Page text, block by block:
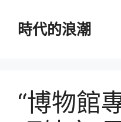
時代的浪潮
“博物館